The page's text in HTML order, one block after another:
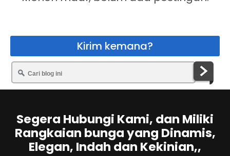
Kirim kemana?
Segera Hubungi Kami, dan Miliki
Rangkaian bunga yang Dinamis,
Elegan, Indah dan Kekinian,,